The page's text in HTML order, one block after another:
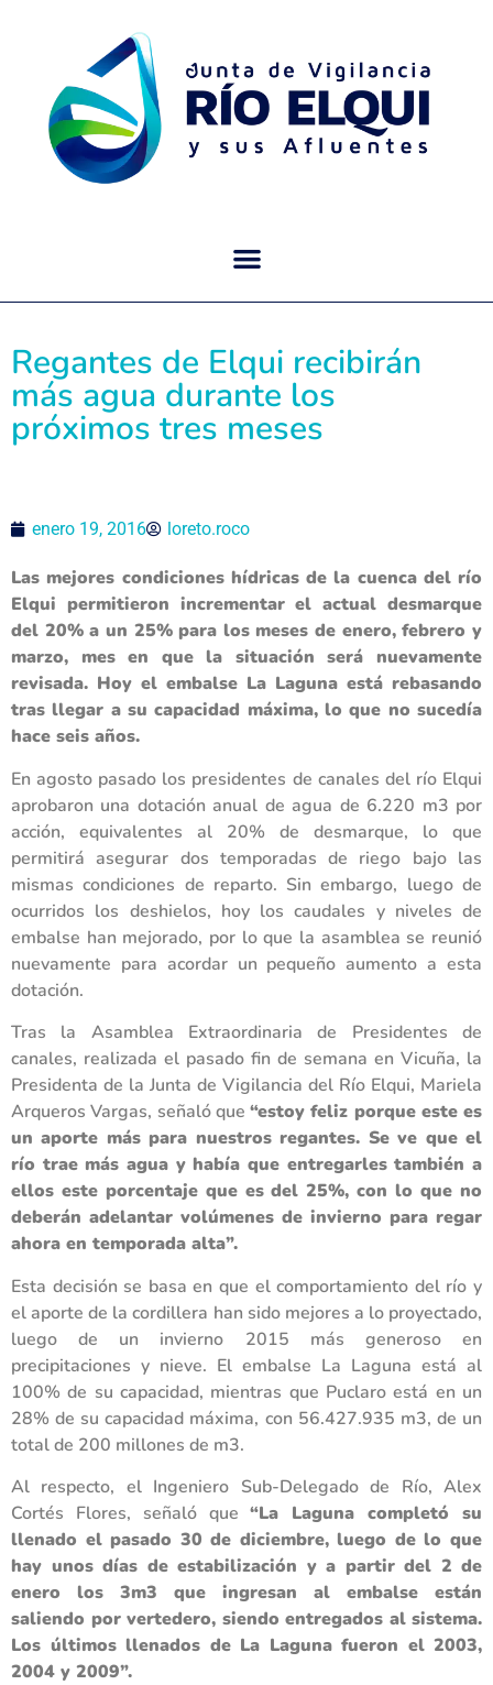
Regantes de Elqui recibirán
más agua durante los
próximos tres meses
enero 19, 2016 loreto.roco
Las mejores condiciones hídricas de la cuenca del río
Elqui permitieron incrementar el actual desmarque
del 20% a un 25% para los meses de enero, febrero y
marzo, mes en que la situación será nuevamente
revisada. Hoy el embalse La Laguna está rebasando
tras llegar a su capacidad máxima, lo que no sucedía
hace seis años.
En agosto pasado los presidentes de canales del río Elqui
aprobaron una dotación anual de agua de 6.220 m3 por
acción, equivalentes al 20% de desmarque, lo que
permitirá asegurar dos temporadas de riego bajo las
mismas condiciones de reparto. Sin embargo, luego de
ocurridos los deshielos, hoy los caudales y niveles de
embalse han mejorado, por lo que la asamblea se reunió
nuevamente para acordar un pequeño aumento a esta
dotación.
Tras la Asamblea Extraordinaria de Presidentes de
canales, realizada el pasado fin de semana en Vicuña, la
Presidenta de la Junta de Vigilancia del Río Elqui, Mariela
Arqueros Vargas, señaló que “estoy feliz porque este es
un aporte más para nuestros regantes. Se ve que el
río trae más agua y había que entregarles también a
ellos este porcentaje que es del 25%, con lo que no
deberán adelantar volúmenes de invierno para regar
ahora en temporada alta”.
Esta decisión se basa en que el comportamiento del río y
el aporte de la cordillera han sido mejores a lo proyectado,
luego de un invierno 2015 más generoso en
precipitaciones y nieve. El embalse La Laguna está al
100% de su capacidad, mientras que Puclaro está en un
28% de su capacidad máxima, con 56.427.935 m3, de un
total de 200 millones de m3.
Al respecto, el Ingeniero Sub-Delegado de Río, Alex
Cortés Flores, señaló que“La Laguna completó su
llenado el pasado 30 de diciembre, luego de lo que
hay unos días de estabilización y a partir del 2 de
enero los 3m3 que ingresan al embalse están
saliendo por vertedero, siendo entregados al sistema.
Los últimos llenados de La Laguna fueron el 2003,
2004 y 2009”.